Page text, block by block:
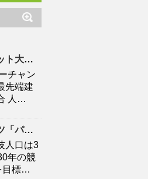
最先端建設ロボット大集合
チャン
先端建
人…
調布に新スポーツ「パデル」施設 「キャプテン翼」高橋陽一さん手がける – 調布経済新聞
人口は3
年の競
目標…